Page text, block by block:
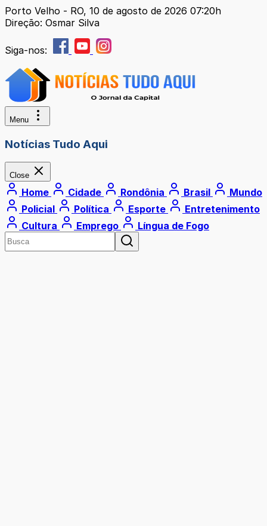
Porto Velho - RO, 10 de agosto de 2026 07:20h
Direção: Osmar Silva
Siga-nos:
Menu
Notícias Tudo Aqui
Close
Home Cidade Rondônia Brasil
Mundo
Policial
Política Esporte
Entretenimento
Cultura
Emprego Língua de Fogo